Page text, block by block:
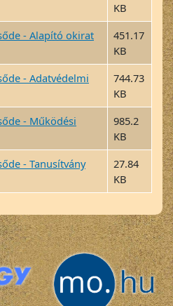
KB
- Alapító okirat
451.17
KB
- Adatvédelmi
744.73
KB
- Működési
985.2
KB
- Tanusítvány
27.84
KB